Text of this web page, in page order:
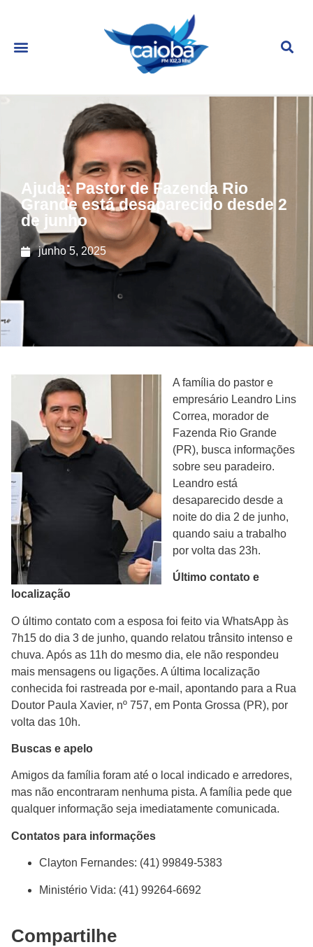
Ajuda: Pastor de Fazenda Rio
Grande está desaparecido desde 2
de junho
junho 5, 2025
A família do pastor e
empresário Leandro Lins
Correa, morador de
Fazenda Rio Grande
(PR), busca informações
sobre seu paradeiro.
Leandro está
desaparecido desde a
noite do dia 2 de junho,
quando saiu a trabalho
por volta das 23h.
Último contato e
localização
O último contato com a esposa foi feito via WhatsApp às
7h15 do dia 3 de junho, quando relatou trânsito intenso e
chuva. Após as 11h do mesmo dia, ele não respondeu
mais mensagens ou ligações. A última localização
conhecida foi rastreada por e-mail, apontando para a Rua
Doutor Paula Xavier, nº 757, em Ponta Grossa (PR), por
volta das 10h.
Buscas e apelo
Amigos da família foram até o local indicado e arredores,
mas não encontraram nenhuma pista. A família pede que
qualquer informação seja imediatamente comunicada.
Contatos para informações
Clayton Fernandes: (41) 99849-5383
Ministério Vida: (41) 99264-6692
Compartilhe